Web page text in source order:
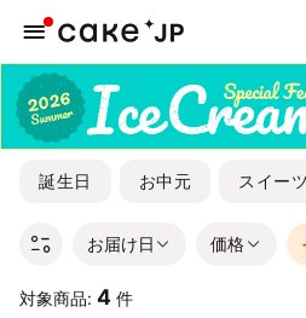
誕生日 お中元 スイーツ
お届け日 価格
対象商品: 4 件